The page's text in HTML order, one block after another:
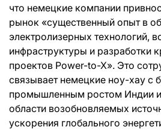
что немецкие компании
рынок «существенный опыт в
электролизерных технологий,
инфраструктуры и разработки
проектов Power-to-X». Это
связывает немецкие ноу-хау с
промышленным ростом Индии
области возобновляемых
ускорения глобального